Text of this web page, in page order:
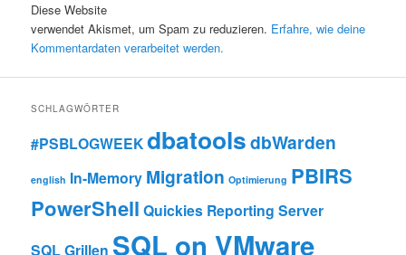
Diese Website
verwendet Akismet, um Spam zu reduzieren. Erfahre, wie deine
Kommentardaten verarbeitet werden.
SCHLAGWÖRTER
#PSBLOGWEEKdbatoolsdbWarden
english In-Memory Migration Optimierung PBIRS
PowerShell Quickies Reporting Server
SQL Grillen SQL on VMware